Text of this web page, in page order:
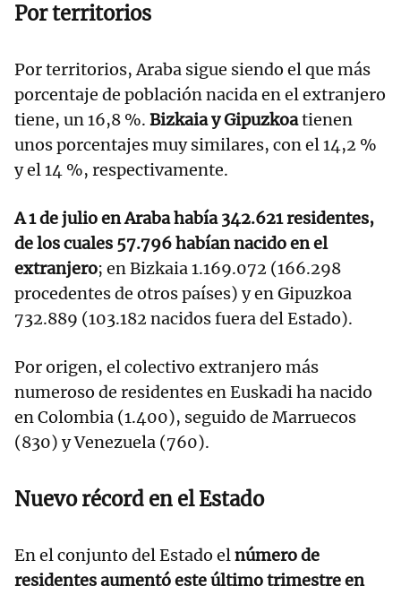
Por territorios
Por territorios, Araba sigue siendo el que más
porcentaje de población nacida en el extranjero
tiene, un 16,8 %. Bizkaia y Gipuzkoatienen
unos porcentajes muy similares, con el 14,2 %
y el 14 %, respectivamente.
A 1 de julio en Araba había 342.621 residentes,
de los cuales 57.796 habían nacido en el
extranjero; en Bizkaia 1.169.072 (166.298
procedentes de otros países) y en Gipuzkoa
732.889 (103.182 nacidos fuera del Estado).
Por origen, el colectivo extranjero más
numeroso de residentes en Euskadi ha nacido
en Colombia (1.400), seguido de Marruecos
(830) y Venezuela (760).
Nuevo récord en el Estado
En el conjunto del Estado elnúmero de
residentes aumentó este último trimestre en